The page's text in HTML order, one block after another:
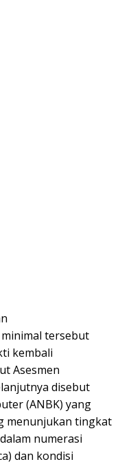
tersebut
kembali
Asesmen
disebut
(ANBK) yang
menunjukan tingkat
numerasi
dan kondisi